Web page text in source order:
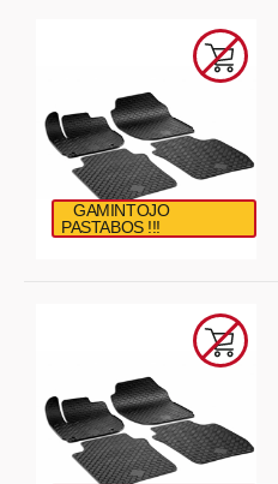
GAMINTOJO
PASTABOS !!!